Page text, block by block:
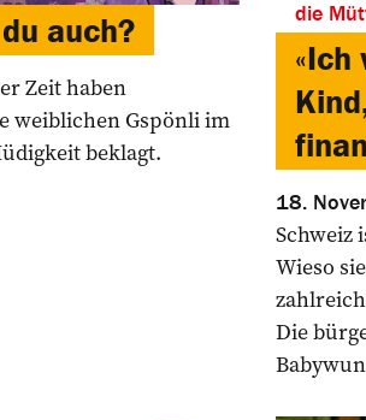
auch?
Zeit haben
weiblichen Gspönli im
beklagt.
die
18.
Schweiz
Wieso
Die